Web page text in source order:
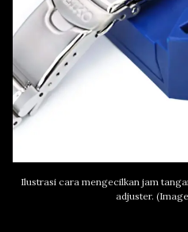
Ilustrasi cara mengecilkan jam
adjuster.